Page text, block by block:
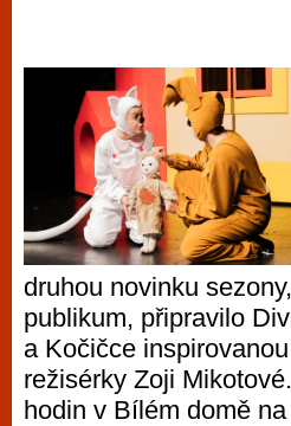
druhou novinku
publikum, připravilo
a Kočičce
režisérky Zoji
hodin v Bílém domě